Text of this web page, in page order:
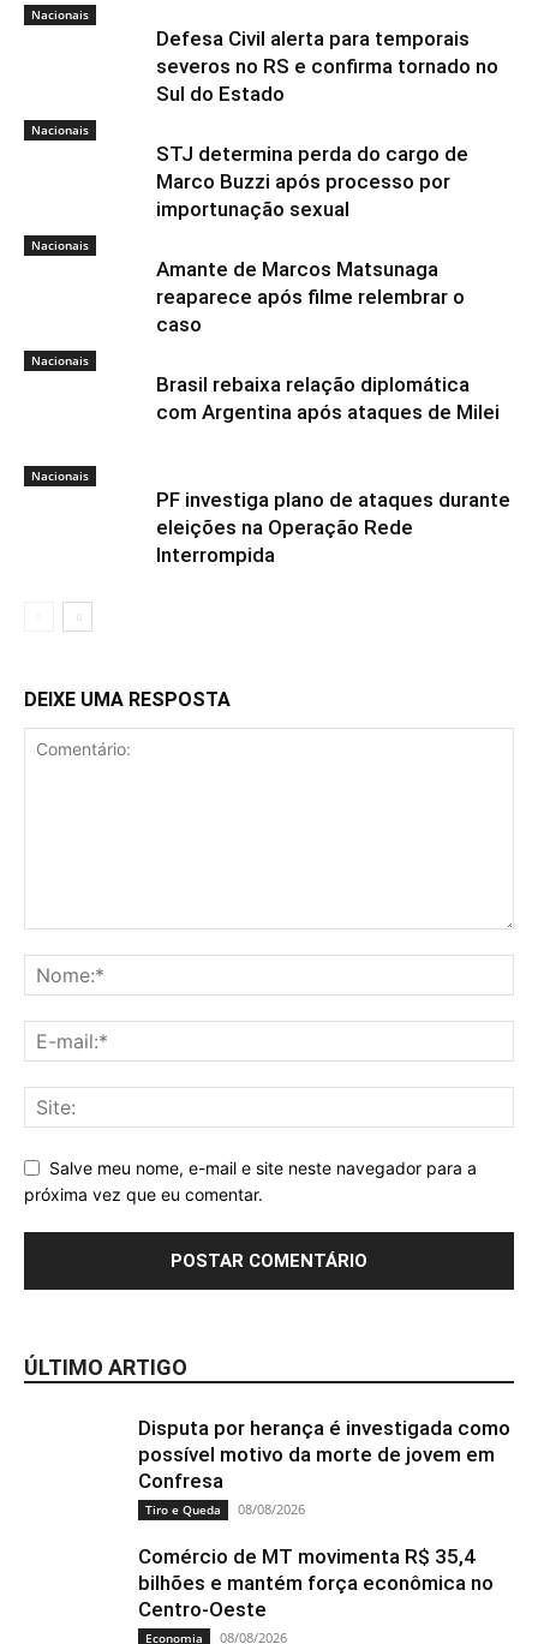
Nacionais
Defesa Civil alerta para temporais
severos no RS e confirma tornado no
Sul do Estado
Nacionais
STJ determina perda do cargo de
Marco Buzzi após processo por
importunação sexual
Nacionais
Amante de Marcos Matsunaga
reaparece após filme relembrar o
caso
Nacionais
Brasil rebaixa relação diplomática
com Argentina após ataques de Milei
Nacionais
PF investiga plano de ataques durante
eleições na Operação Rede
Interrompida
DEIXE UMA RESPOSTA
Salve meu nome, e-mail e site neste navegador para a
próxima vez que eu comentar.
ÚLTIMO ARTIGO
Disputa por herança é investigada como
possível motivo da morte de jovem em
Confresa
Tiro e Queda 08/08/2026
Comércio de MT movimenta R$ 35,4
bilhões e mantém força econômica no
Centro-Oeste
Economia 08/08/2026